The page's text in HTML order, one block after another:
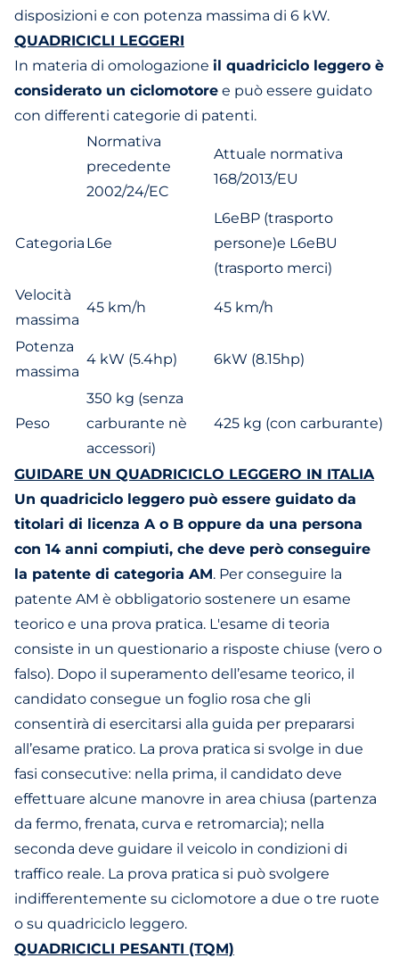
disposizioni e con potenza massima di 6 kW.
QUADRICICLI LEGGERI
In materia di omologazione il quadriciclo leggero è
considerato un ciclomotore e può essere guidato
con differenti categorie di patenti.
Normativa
precedente
2002/24/EC
Attuale normativa
168/2013/EU
Categoria L6e
L6eBP (trasporto
persone)e L6eBU
(trasporto merci)
Velocità
massima
45 km/h 45 km/h
Potenza
massima
4 kW (5.4hp) 6kW (8.15hp)
Peso
350 kg (senza
carburante nè
accessori)
425 kg (con carburante)
GUIDARE UN QUADRICICLO LEGGERO IN ITALIA
Un quadriciclo leggero può essere guidato da
titolari di licenza A o B oppure da una persona
con 14 anni compiuti, che deve però conseguire
la patente di categoria AM. Per conseguire la
patente AM è obbligatorio sostenere un esame
teorico e una prova pratica. L'esame di teoria
consiste in un questionario a risposte chiuse (vero o
falso). Dopo il superamento dell’esame teorico, il
candidato consegue un foglio rosa che gli
consentirà di esercitarsi alla guida per prepararsi
all’esame pratico. La prova pratica si svolge in due
fasi consecutive: nella prima, il candidato deve
effettuare alcune manovre in area chiusa (partenza
da fermo, frenata, curva e retromarcia); nella
seconda deve guidare il veicolo in condizioni di
traffico reale. La prova pratica si può svolgere
indifferentemente su ciclomotore a due o tre ruote
o su quadriciclo leggero.
QUADRICICLI PESANTI (TQM)